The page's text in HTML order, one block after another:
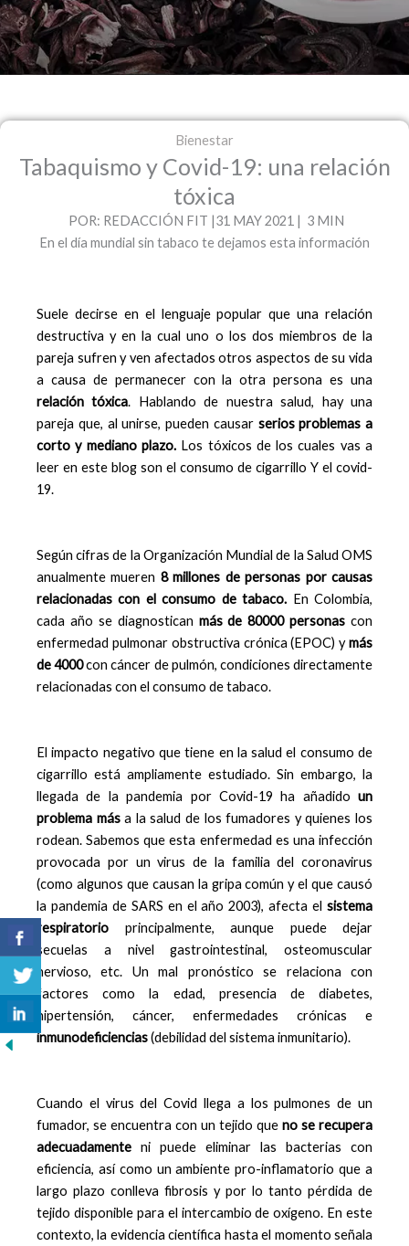
Bienestar
Tabaquismo y Covid-19: una relación
tóxica
POR: REDACCIÓN FIT |31 MAY 2021 | 3 MIN
En el día mundial sin tabaco te dejamos esta información
Suele decirse en el lenguaje popular que una relación
destructiva y en la cual uno o los dos miembros de la
pareja sufren y ven afectados otros aspectos de su vida
a causa de permanecer con la otra persona es una
relación tóxica. Hablando de nuestra salud, hay una
pareja que, al unirse, pueden causar serios problemas a
corto y mediano plazo.Los tóxicos de los cuales vas a
leer en este blog son el consumo de cigarrillo Y el covid-
19.
Según cifras de la Organización Mundial de la Salud OMS
anualmente mueren 8 millones de personas por causas
relacionadas con el consumo de tabaco. En Colombia,
cada año se diagnostican más de 80000 personas con
enfermedad pulmonar obstructiva crónica (EPOC) ymás
de 4000con cáncer de pulmón, condiciones directamente
relacionadas con el consumo de tabaco.
El impacto negativo que tiene en la salud el consumo de
cigarrillo está ampliamente estudiado. Sin embargo, la
llegada de la pandemia por Covid-19 ha añadido un
problema mása la salud de los fumadores y quienes los
rodean. Sabemos que esta enfermedad es una infección
provocada por un virus de la familia del coronavirus
(como algunos que causan la gripa común y el que causó
la pandemia de SARS en el año 2003), afecta el sistema
respiratorio principalmente, aunque puede dejar
secuelas a nivel gastrointestinal, osteomuscular
nervioso, etc. Un mal pronóstico se relaciona con
factores como la edad, presencia de diabetes,
hipertensión, cáncer, enfermedades crónicas e
inmunodeficiencias(debilidad del sistema inmunitario).
Cuando el virus del Covid llega a los pulmones de un
fumador, se encuentra con un tejido que no se recupera
adecuadamente ni puede eliminar las bacterias con
eficiencia, así como un ambiente pro-inflamatorio que a
largo plazo conlleva fibrosis y por lo tanto pérdida de
tejido disponible para el intercambio de oxígeno. En este
contexto, la evidencia científica hasta el momento señala